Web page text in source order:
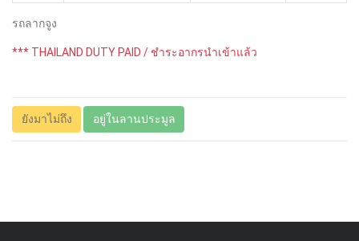
รถลากจูง
*** THAILAND DUTY PAID / ชำระอากรนำเข้าแล้ว
ยังมาไม่ถึง อยู่ในลานประมูล